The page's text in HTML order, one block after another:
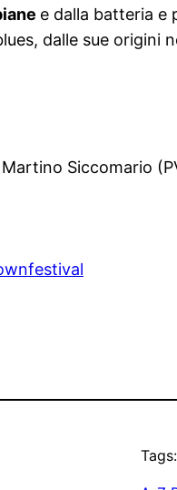
e dalla batteria e
dalle sue origini
Siccomario
Tags: